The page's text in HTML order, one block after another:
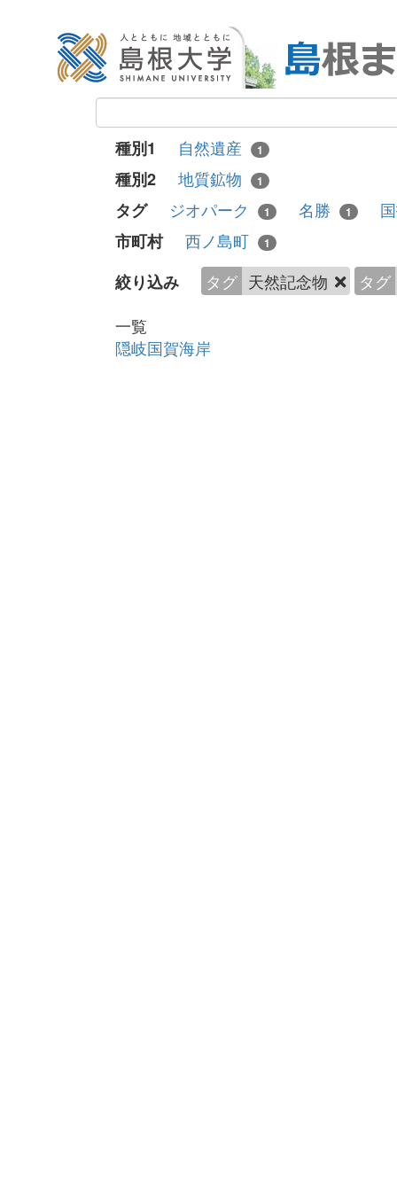
種別1 自然遺産 1
種別2 地質鉱物 1
タグ ジオパーク 1 名勝 1
市町村
西ノ島町 1
絞り込み タグ 天然記念物
タグ
一覧
隠岐国賀海岸